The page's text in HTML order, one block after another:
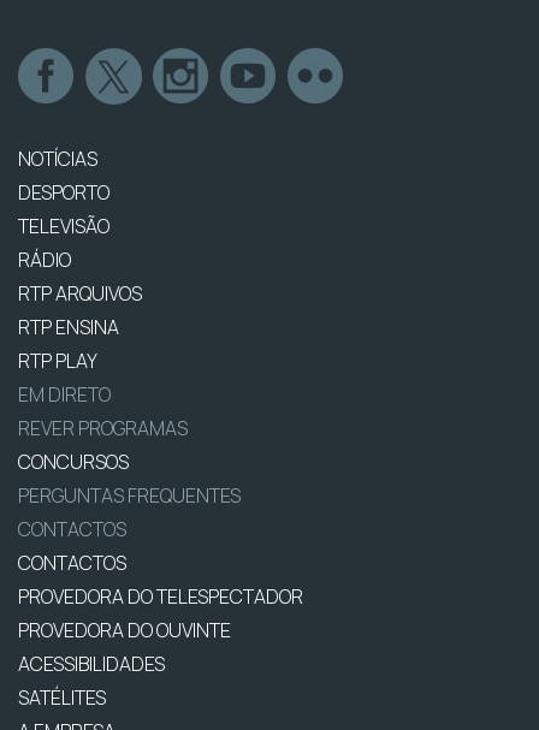
NOTÍCIAS
DESPORTO
TELEVISÃO
RÁDIO
RTP ARQUIVOS
RTP ENSINA
RTP PLAY
EM DIRETO
REVER PROGRAMAS
CONCURSOS
PERGUNTAS FREQUENTES
CONTACTOS
CONTACTOS
PROVEDORA DO TELESPECTADOR
PROVEDORA DO OUVINTE
ACESSIBILIDADES
SATÉLITES